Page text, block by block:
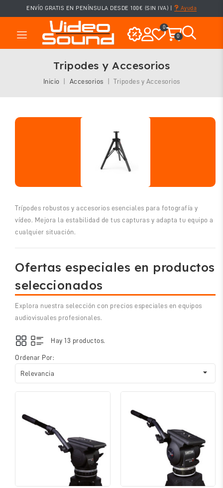
ENVÍO GRATIS EN PENÍNSULA DESDE 100€ (SIN IVA) Ayuda
0
0
Tripodes y Accesorios
Inicio Accesorios Tripodes y Accesorios
Trípodes robustos y accesorios esenciales para fotografía y
vídeo. Mejora la estabilidad de tus capturas y adapta tu equipo a
cualquier situación.
Ofertas especiales en productos
seleccionados
Explora nuestra selección con precios especiales en equipos
audiovisuales profesionales.
Hay 13 productos.
Ordenar Por:
Relevancia 